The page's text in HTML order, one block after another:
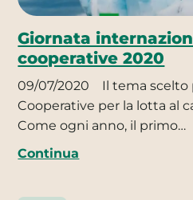
Giornata
cooperative 2020
09/07/2020
Il tema scelto
Cooperative per la lotta al
Come ogni anno, il primo…
Continua